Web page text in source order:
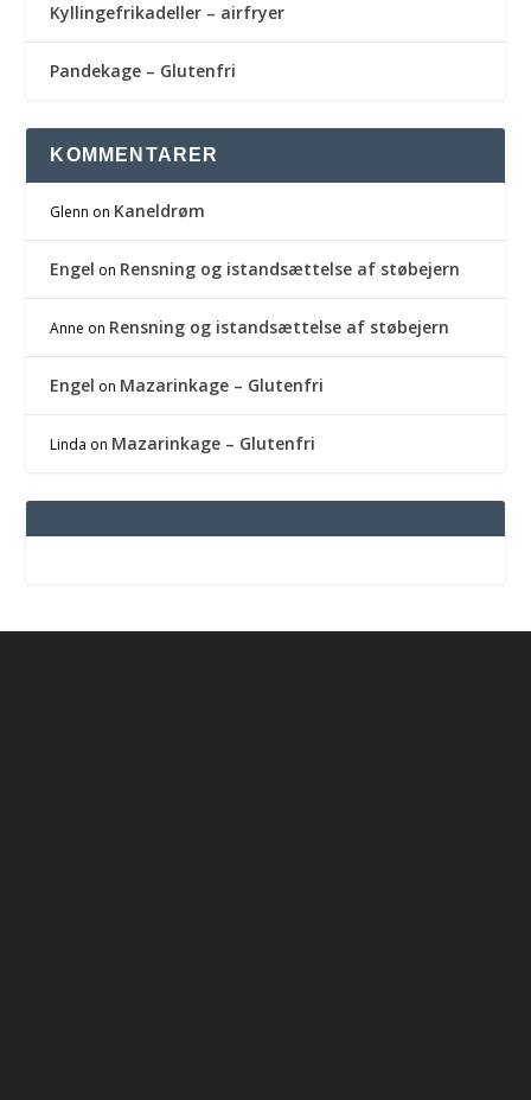
Kyllingefrikadeller – airfryer
Pandekage – Glutenfri
KOMMENTARER
Glenn on Kaneldrøm
Engel on Rensning og istandsættelse af støbejern
Anne on Rensning og istandsættelse af støbejern
Engel on Mazarinkage – Glutenfri
Linda on Mazarinkage – Glutenfri